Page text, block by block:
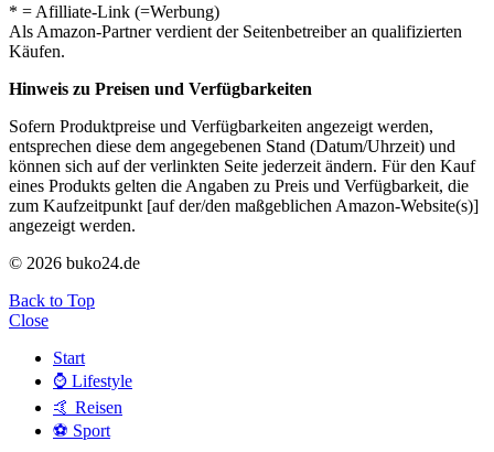
* = Afilliate-Link (=Werbung)
Als Amazon-Partner verdient der Seitenbetreiber an qualifizierten
Käufen.
Hinweis zu Preisen und Verfügbarkeiten
Sofern Produktpreise und Verfügbarkeiten angezeigt werden,
entsprechen diese dem angegebenen Stand (Datum/Uhrzeit) und
können sich auf der verlinkten Seite jederzeit ändern. Für den Kauf
eines Produkts gelten die Angaben zu Preis und Verfügbarkeit, die
zum Kaufzeitpunkt [auf der/den maßgeblichen Amazon-Website(s)]
angezeigt werden.
© 2026 buko24.de
Back to Top
Close
Start
⌚️ Lifestyle
🤙 Reisen
⚽️ Sport